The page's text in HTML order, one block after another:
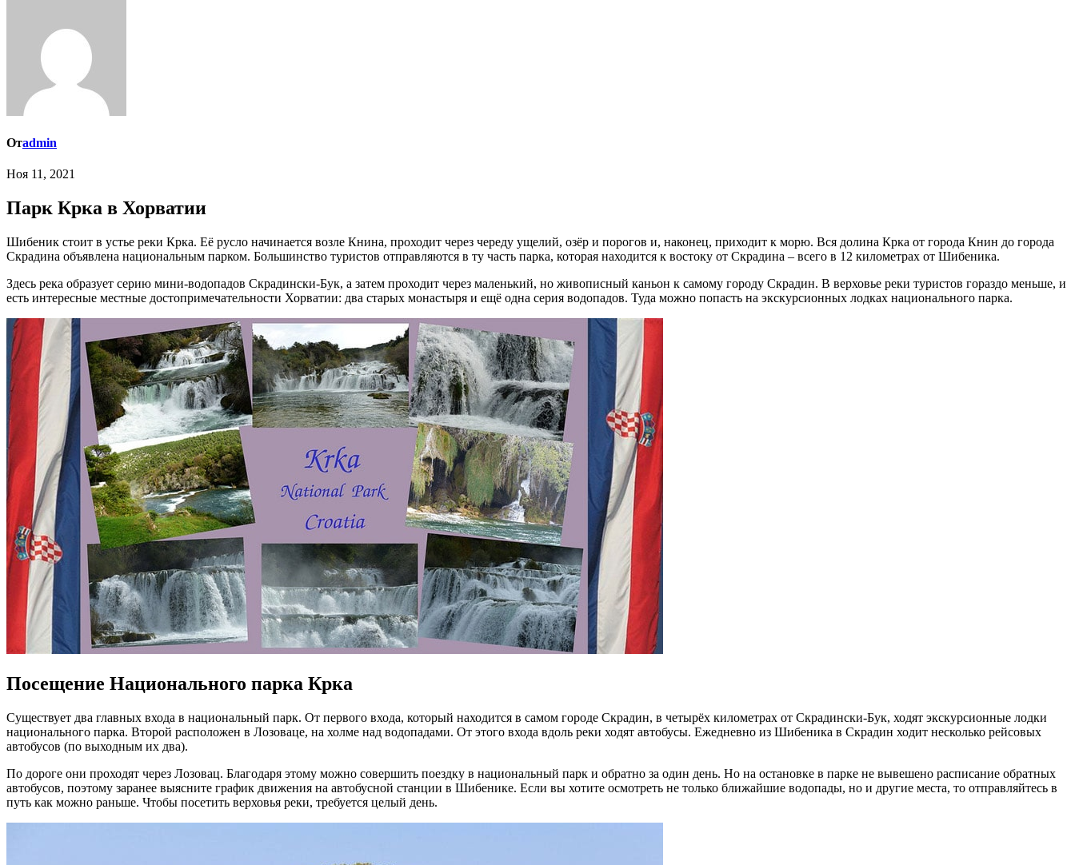
Отadmin
Ноя 11, 2021
Парк Крка в Хорватии
Шибеник стоит в устье реки Крка. Её русло начинается возле Книна, проходит через череду ущелий, озёр и порогов и, наконец, приходит к морю. Вся долина Крка от города Книн до города
Скрадина объявлена национальным парком. Большинство туристов отправляются в ту часть парка, которая находится к востоку от Скрадина – всего в 12 километрах от Шибеника.
Здесь река образует серию мини-водопадов Скрадински-Бук, а затем проходит через маленький, но живописный каньон к самому городу Скрадин. В верховье реки туристов гораздо меньше, и
есть интересные местные достопримечательности Хорватии: два старых монастыря и ещё одна серия водопадов. Туда можно попасть на экскурсионных лодках национального парка.
Посещение Национального парка Крка
Существует два главных входа в национальный парк. От первого входа, который находится в самом городе Скрадин, в четырёх километрах от Скрадински-Бук, ходят экскурсионные лодки
национального парка. Второй расположен в Лозоваце, на холме над водопадами. От этого входа вдоль реки ходят автобусы. Ежедневно из Шибеника в Скрадин ходит несколько рейсовых
автобусов (по выходным их два).
По дороге они проходят через Лозовац. Благодаря этому можно совершить поездку в национальный парк и обратно за один день. Но на остановке в парке не вывешено расписание обратных
автобусов, поэтому заранее выясните график движения на автобусной станции в Шибенике. Если вы хотите осмотреть не только ближайшие водопады, но и другие места, то отправляйтесь в
путь как можно раньше. Чтобы посетить верховья реки, требуется целый день.